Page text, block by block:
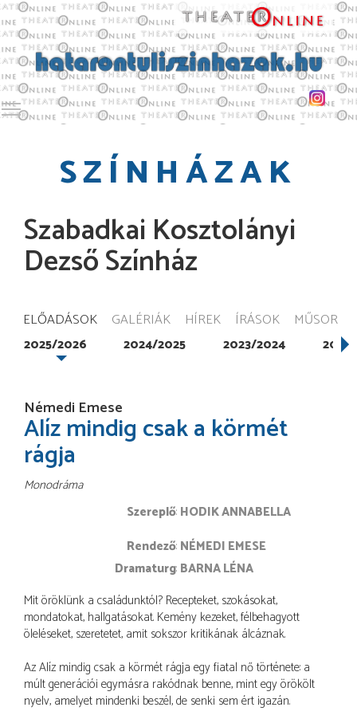
Toggle main menu visibility
SZÍNHÁZAK
Szabadkai Kosztolányi
Dezső Színház
ELŐADÁSOK GALÉRIÁK HÍREK ÍRÁSOK MŰSOR
2025/2026 2024/2025 2023/2024
Némedi Emese
Alíz mindig csak a körmét
rágja
Monodráma
Szereplő HODIK ANNABELLA
rendező NÉMEDI EMESE
dramaturg BARNA LÉNA
Mit öröklünk a családunktól? Recepteket, szokásokat,
mondatokat, hallgatásokat. Kemény kezeket, félbehagyott
öleléseket, szeretetet, amit sokszor kritikának álcáznak.
Az Alíz mindig csak a körmét rágja egy fiatal nő története: a
múlt generációi egymásra rakódnak benne, mint egy örökölt
nyelv, amelyet mindenki beszél, de senki sem ért igazán.